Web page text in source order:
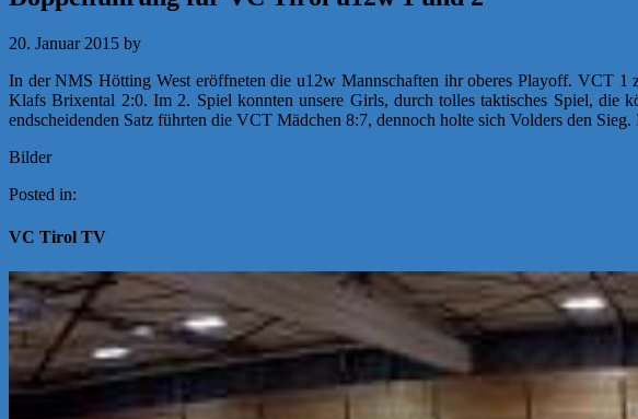
20. Januar 2015 by
In der NMS Hötting West eröffneten die u12w Mannschaften ihr oberes Playoff. VCT
Klafs Brixental 2:0. Im 2. Spiel konnten unsere Girls, durch tolles taktisches Spiel, die
endscheidenden Satz führten die VCT Mädchen 8:7, dennoch holte sich Volders den
Bilder
Posted in:
VC Tirol TV